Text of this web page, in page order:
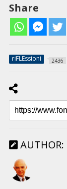
Share
riFLEssioni 2436
AUTHOR: